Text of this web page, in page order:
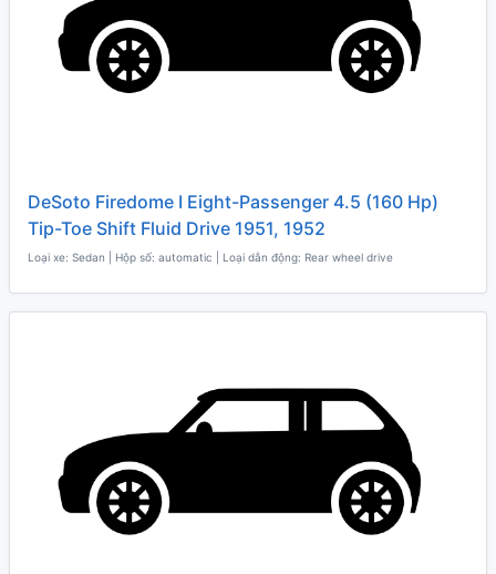
DeSoto Firedome I Eight-Passenger 4.5 (160 Hp)
Tip-Toe Shift Fluid Drive 1951, 1952
Loại xe: Sedan | Hộp số: automatic | Loại dẫn động: Rear wheel drive